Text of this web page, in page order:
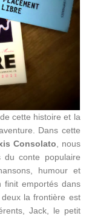
cette histoire et la
Dans cette
Consolato , nous
du conte populaire
humour et
finit emportés dans
la frontière est
Jack, le petit